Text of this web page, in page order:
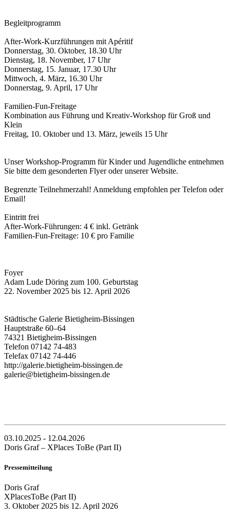
Begleitprogramm
After-Work-Kurzführungen mit Apéritif
Donnerstag, 30. Oktober, 18.30 Uhr
Dienstag, 18. November, 17 Uhr
Donnerstag, 15. Januar, 17.30 Uhr
Mittwoch, 4. März, 16.30 Uhr
Donnerstag, 9. April, 17 Uhr
Familien-Fun-Freitage
Kombination aus Führung und Kreativ-Workshop für Groß und
Klein
Freitag, 10. Oktober und 13. März, jeweils 15 Uhr
Unser Workshop-Programm für Kinder und Jugendliche entnehmen
Sie bitte dem gesonderten Flyer oder unserer Website.
Begrenzte Teilnehmerzahl! Anmeldung empfohlen per Telefon oder
Email!
Eintritt frei
After-Work-Führungen: 4 € inkl. Getränk
Familien-Fun-Freitage: 10 € pro Familie
Foyer
Adam Lude Döring zum 100. Geburtstag
22. November 2025 bis 12. April 2026
Städtische Galerie Bietigheim-Bissingen
Hauptstraße 60–64
74321 Bietigheim-Bissingen
Telefon 07142 74-483
Telefax 07142 74-446
http://galerie.bietigheim-bissingen.de
galerie@bietigheim-bissingen.de
03.10.2025 - 12.04.2026
Doris Graf – XPlaces ToBe (Part II)
Pressemitteilung
Doris Graf
XPlacesToBe (Part II)
3. Oktober 2025 bis 12. April 2026